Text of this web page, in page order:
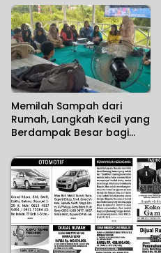
Wartawan Menilai Sendiri
Memilah Sampah dari
Rumah, Langkah Kecil yang
Berdampak Besar bagi